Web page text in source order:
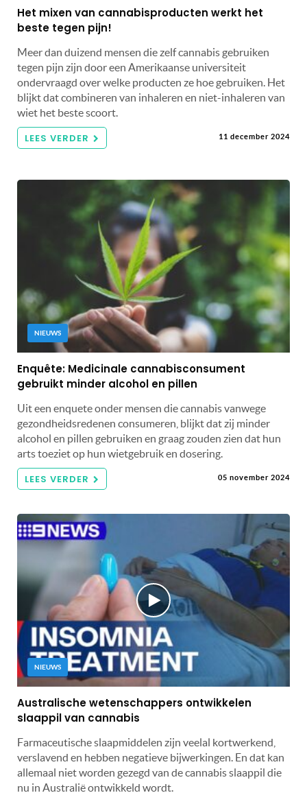
Het mixen van cannabisproducten werkt het
beste tegen pijn!
Meer dan duizend mensen die zelf cannabis gebruiken
tegen pijn zijn door een Amerikaanse universiteit
ondervraagd over welke producten ze hoe gebruiken. Het
blijkt dat combineren van inhaleren en niet-inhaleren van
wiet het beste scoort.
LEES VERDER 11 december 2024
NIEUWS
Enquête: Medicinale cannabisconsument
gebruikt minder alcohol en pillen
Uit een enquete onder mensen die cannabis vanwege
gezondheidsredenen consumeren, blijkt dat zij minder
alcohol en pillen gebruiken en graag zouden zien dat hun
arts toeziet op hun wietgebruik en dosering.
LEES VERDER 05 november 2024
NIEUWS
Australische wetenschappers ontwikkelen
slaappil van cannabis
Farmaceutische slaapmiddelen zijn veelal kortwerkend,
verslavend en hebben negatieve bijwerkingen. En dat kan
allemaal niet worden gezegd van de cannabis slaappil die
nu in Australië ontwikkeld wordt.